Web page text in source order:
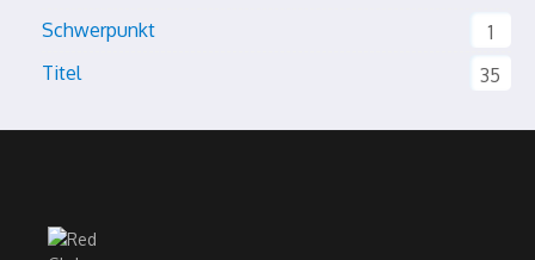
Schwerpunkt
1
Titel
35